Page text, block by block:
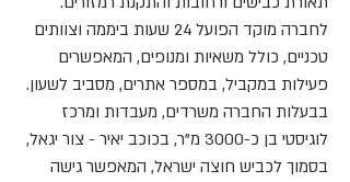
לחברה מוקד הפועל 24 שעות ביממה וצוותים
טכניים, כולל משאיות ומנופים, המאפשרים
פעילות במקביל, במספר אתרים, מסביב לשעון.
בבעלות החברה משרדים, מעבדות ומרכז
לוגיסטי בן כ-3000 מ"ר, בכוכב יאיר - צור יגאל,
בסמוך לכביש חוצה ישראל, המאפשר גישה